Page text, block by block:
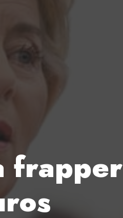
frapper